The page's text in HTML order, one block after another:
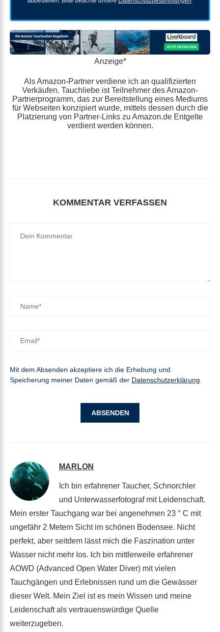
Anzeige*
Als Amazon-Partner verdiene ich an qualifizierten
Verkäufen. Tauchliebe ist Teilnehmer des Amazon-
Partnerprogramm, das zur Bereitstellung eines Mediums
für Webseiten konzipiert wurde, mittels dessen durch die
Platzierung von Partner-Links zu Amazon.de Entgelte
verdient werden können.
KOMMENTAR VERFASSEN
Mit dem Absenden akzeptiere ich die Erhebung und
Speicherung meiner Daten gemäß der Datenschutzerklärung
MARLON
Ich bin erfahrener Taucher, Schnorchler
und Unterwasserfotograf mit Leidenschaft.
Mein erster Tauchgang war bei angenehmen 23 ° C mit
ungefähr 2 Metern Sicht im schönen Bodensee. Nicht
perfekt, aber seitdem lässt mich die Faszination unter
Wasser nicht mehr los. Ich bin mittlerweile erfahrener
AOWD (Advanced Open Water Diver) mit vielen
Tauchgängen und Erlebnissen rund um die Gewässer
dieser Welt. Mein Ziel ist es mein Wissen und meine
Leidenschaft als vertrauenswürdige Quelle
weiterzugeben.